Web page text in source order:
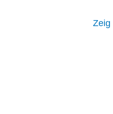
Zeig